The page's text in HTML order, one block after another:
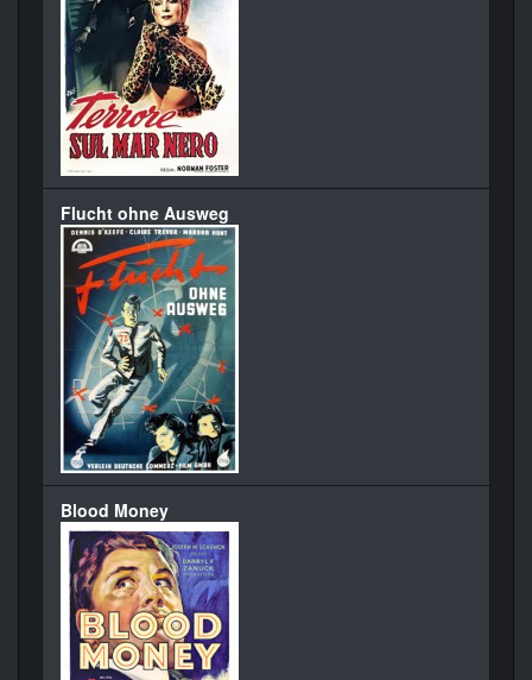
Flucht ohne Ausweg
Blood Money